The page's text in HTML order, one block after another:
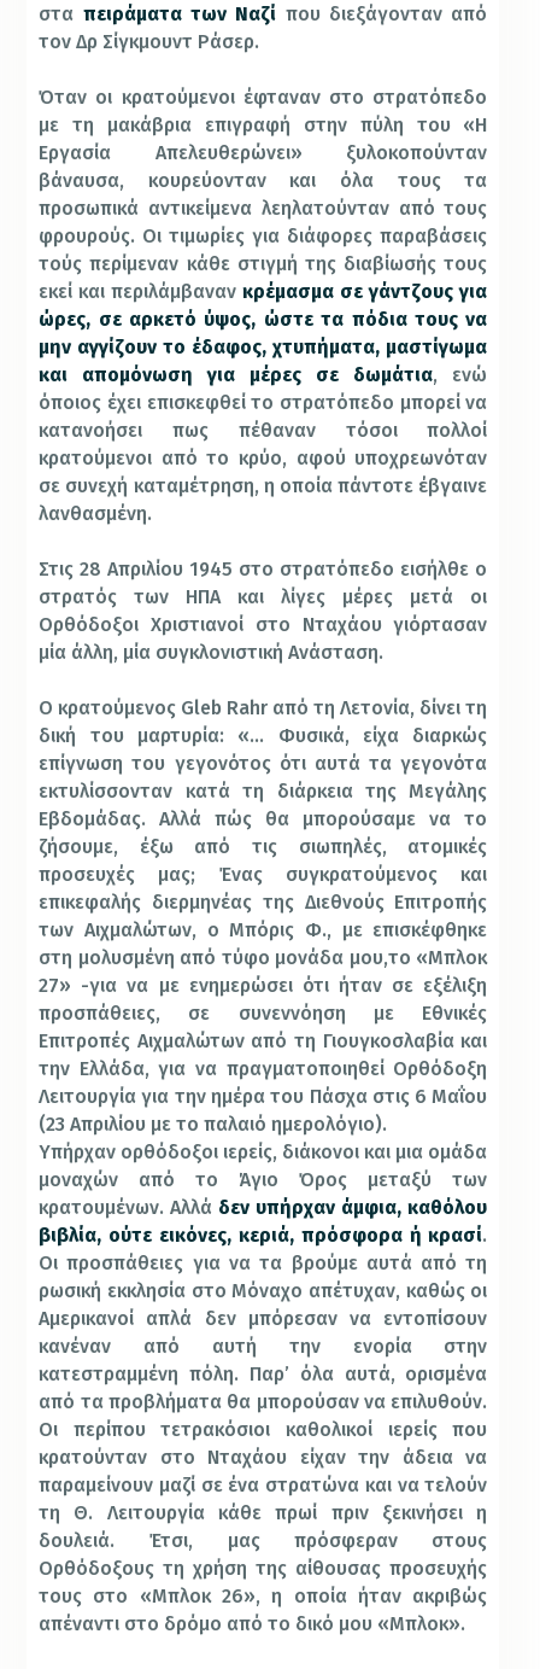
στα πειράματα των Ναζί που διεξάγονταν από
τον Δρ Σίγκμουντ Ράσερ.
Όταν οι κρατούμενοι έφταναν στο στρατόπεδο
με τη μακάβρια επιγραφή στην πύλη του «Η
Εργασία Απελευθερώνει» ξυλοκοπούνταν
βάναυσα, κουρεύονταν και όλα τους τα
προσωπικά αντικείμενα λεηλατούνταν από τους
φρουρούς. Οι τιμωρίες για διάφορες παραβάσεις
τούς περίμεναν κάθε στιγμή της διαβίωσής τους
εκεί και περιλάμβανανκρέμασμα σε γάντζους για
ώρες, σε αρκετό ύψος, ώστε τα πόδια τους να
μην αγγίζουν το έδαφος, χτυπήματα, μαστίγωμα
και απομόνωση για μέρες σε δωμάτια, ενώ
όποιος έχει επισκεφθεί το στρατόπεδο μπορεί να
κατανοήσει πως πέθαναν τόσοι πολλοί
κρατούμενοι από το κρύο, αφού υποχρεωνόταν
σε συνεχή καταμέτρηση, η οποία πάντοτε έβγαινε
λανθασμένη.
Στις 28 Απριλίου 1945 στο στρατόπεδο εισήλθε ο
στρατός των ΗΠΑ και λίγες μέρες μετά οι
Ορθόδοξοι Χριστιανοί στο Νταχάου γιόρτασαν
μία άλλη, μία συγκλονιστική Ανάσταση.
Ο κρατούμενος Gleb Rahr από τη Λετονία, δίνει τη
δική του μαρτυρία: «… Φυσικά, είχα διαρκώς
επίγνωση του γεγονότος ότι αυτά τα γεγονότα
εκτυλίσσονταν κατά τη διάρκεια της Μεγάλης
Εβδομάδας. Αλλά πώς θα μπορούσαμε να το
ζήσουμε, έξω από τις σιωπηλές, ατομικές
προσευχές μας; Ένας συγκρατούμενος και
επικεφαλής διερμηνέας της Διεθνούς Επιτροπής
των Αιχμαλώτων, ο Μπόρις Φ., με επισκέφθηκε
στη μολυσμένη από τύφο μονάδα μου,το «Μπλοκ
27» -για να με ενημερώσει ότι ήταν σε εξέλιξη
προσπάθειες, σε συνεννόηση με Εθνικές
Επιτροπές Αιχμαλώτων από τη Γιουγκοσλαβία και
την Ελλάδα, για να πραγματοποιηθεί Ορθόδοξη
Λειτουργία για την ημέρα του Πάσχα στις 6 Μαΐου
(23 Απριλίου με το παλαιό ημερολόγιο).
Υπήρχαν ορθόδοξοι ιερείς, διάκονοι και μια ομάδα
μοναχών από το Άγιο Όρος μεταξύ των
κρατουμένων. Αλλά δεν υπήρχαν άμφια, καθόλου
βιβλία, ούτε εικόνες, κεριά, πρόσφορα ή κρασί.
Οι προσπάθειες για να τα βρούμε αυτά από τη
ρωσική εκκλησία στο Μόναχο απέτυχαν, καθώς οι
Αμερικανοί απλά δεν μπόρεσαν να εντοπίσουν
κανέναν από αυτή την ενορία στην
κατεστραμμένη πόλη. Παρ’ όλα αυτά, ορισμένα
από τα προβλήματα θα μπορούσαν να επιλυθούν.
Οι περίπου τετρακόσιοι καθολικοί ιερείς που
κρατούνταν στο Νταχάου είχαν την άδεια να
παραμείνουν μαζί σε ένα στρατώνα και να τελούν
τη Θ. Λειτουργία κάθε πρωί πριν ξεκινήσει η
δουλειά. Έτσι, μας πρόσφεραν στους
Ορθόδοξους τη χρήση της αίθουσας προσευχής
τους στο «Μπλοκ 26», η οποία ήταν ακριβώς
απέναντι στο δρόμο από το δικό μου «Μπλοκ».